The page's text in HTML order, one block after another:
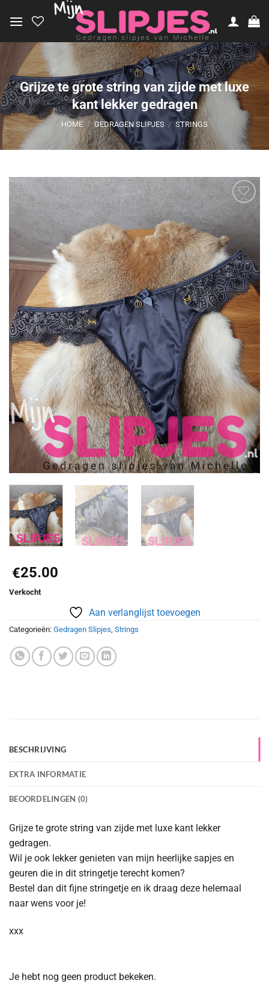
naar
Grijze te grote string van zijde met luxe
kant lekker gedragen
HOME / GEDRAGEN SLIPJES / STRINGS
Aan
verlanglijst
toevoegen
€25.00
Verkocht
Aan verlanglijst toevoegen
Categorieën: Gedragen Slipjes Strings
BESCHRIJVING
EXTRA INFORMATIE
BEOORDELINGEN (0)
Grijze te grote string van zijde met luxe kant lekker
gedragen.
Wil je ook lekker genieten van mijn heerlijke sapjes en
geuren die in dit stringetje terecht komen?
Bestel dan dit fijne stringetje en ik draag deze helemaal
naar wens voor je!
xxx
Je hebt nog geen product bekeken.